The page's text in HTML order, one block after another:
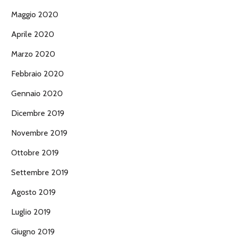
Maggio 2020
Aprile 2020
Marzo 2020
Febbraio 2020
Gennaio 2020
Dicembre 2019
Novembre 2019
Ottobre 2019
Settembre 2019
Agosto 2019
Luglio 2019
Giugno 2019